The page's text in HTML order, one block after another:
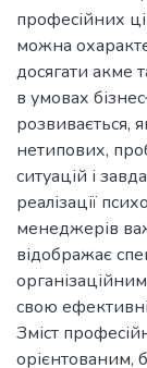
професійних
можна
досягати акме
в умовах
розвивається,
нетипових,
ситуацій і
реалізації
менеджерів
відображає
свою
Зміст
орієнтованим,